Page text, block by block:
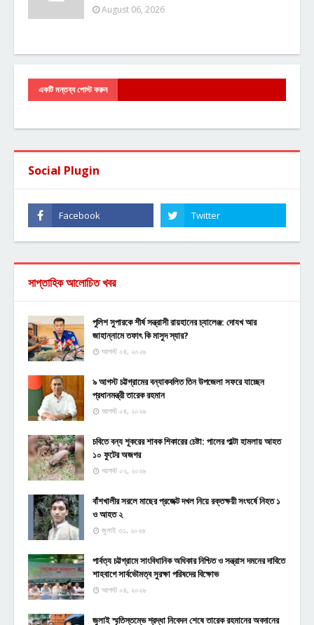
August 06, 2026
একটি মন্তব্য পোস্ট করুন
Social Plugin
সাপ্তাহিক আলোচিত খবর
পুলিশ সুপারকে শীর্ষ সন্ত্রাসী রায়হানের চ্যালেঞ্জ: দোযখ আর
জাহান্নামে তফাৎ কি মাসুদ স্যার?
আগস্ট ০৪, ২০২৬
৯ আগস্ট চট্টগ্রামের বন্যাকবলিত তিন উপজেলা সফরে যাচ্ছেন
প্রধানমন্ত্রী তারেক রহমান
আগস্ট ০৪, ২০২৬
চবিতে বন্য শূকরের শাবক শিকারের চেষ্টা: পালের পাল্টা হামলায় আহত
১০ ফুটের অজগর
আগস্ট ০২, ২০২৬
বাঁশখালীর সরলে মাছের প্রজেক্ট দখল নিয়ে রক্তক্ষয়ী সংঘর্ষে নিহত ১
ও আহত ২
জুলাই ৩১, ২০২৬
পার্বত্য চট্টগ্রামে সাংবিধানিক অধিকার নিশ্চিত ও সন্ত্রাস দমনের দাবিতে
শাহবাগে সার্বভৌমত্ব সুরক্ষা পরিষদের বিক্ষোভ
আগস্ট ০৪, ২০২৬
জুলাই স্মৃতিস্তম্ভে শ্রদ্ধা নিবেদন শেষে তারেক রহমানের অবদানের